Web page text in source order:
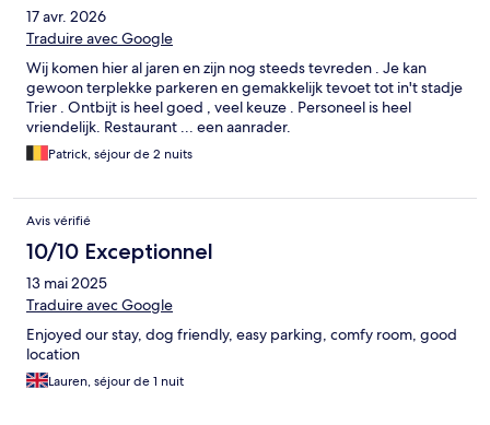
17 avr. 2026
Traduire avec Google
Wij komen hier al jaren en zijn nog steeds tevreden . Je kan
gewoon terplekke parkeren en gemakkelijk tevoet tot in't stadje
Trier . Ontbijt is heel goed , veel keuze . Personeel is heel
vriendelijk. Restaurant ... een aanrader.
Patrick, séjour de 2 nuits
Avis vérifié
10/10 Exceptionnel
13 mai 2025
Traduire avec Google
Enjoyed our stay, dog friendly, easy parking, comfy room, good
location
Lauren, séjour de 1 nuit